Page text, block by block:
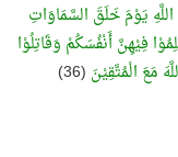
يَوْمَ خَلَقَ السَّمَاوَاتِ
فِيْهِنَّ أَنْفُسَكُمْ وَقَاتِلُوْا
مَعَ الْمُتَّقِيْنَ
(36)